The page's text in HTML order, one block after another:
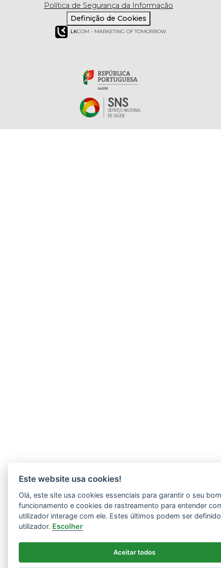
Política de Segurança da Informação
Definição de Cookies
LKCOM - MARKETING OF TOMORROW
Este website usa cookies!
Olá, este site usa cookies essenciais para garantir o seu
funcionamento e cookies de rastreamento para entender
utilizador interage com ele. Estes últimos podem ser
utilizador. Escolher
Aceitar todos